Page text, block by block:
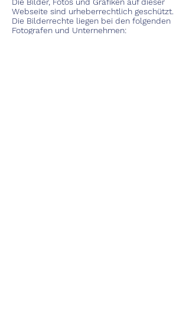
Webseite sind urheberrechtlich geschützt.
Die Bilderrechte liegen bei den folgenden
Fotografen und Unternehmen: